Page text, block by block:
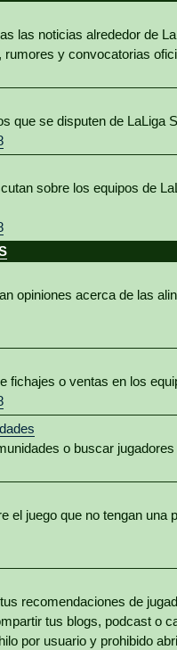
las noticias alrededor de
y convocatorias
que se disputen de LaLiga
sobre los equipos de
opiniones acerca de las
fichajes o ventas en los
o buscar
el juego que no tengan una
recomendaciones de
tus blogs, podcast o
por usuario y prohibido